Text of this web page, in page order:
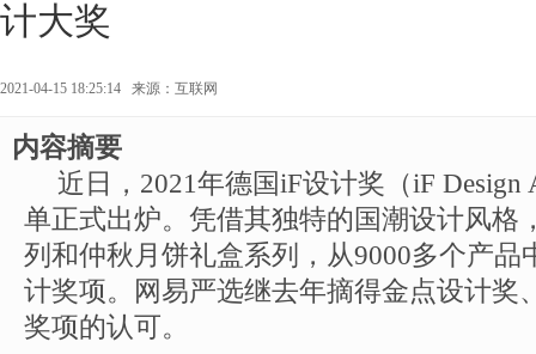
计大奖
2021-04-15 18:25:14 来源： 互联网
内容摘要
近日，2021年德国iF设计奖（iF Design
单正式出炉。凭借其独特的国潮设计风格
列和仲秋月饼礼盒系列，从9000多个产品
计奖项。网易严选继去年摘得金点设计奖
奖项的认可。